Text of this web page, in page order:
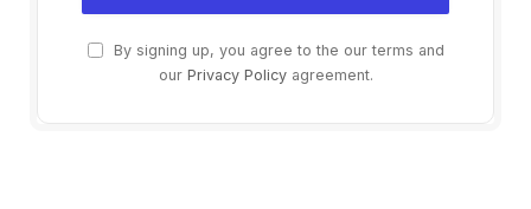
By signing up, you agree to the our terms and
our Privacy Policyagreement.